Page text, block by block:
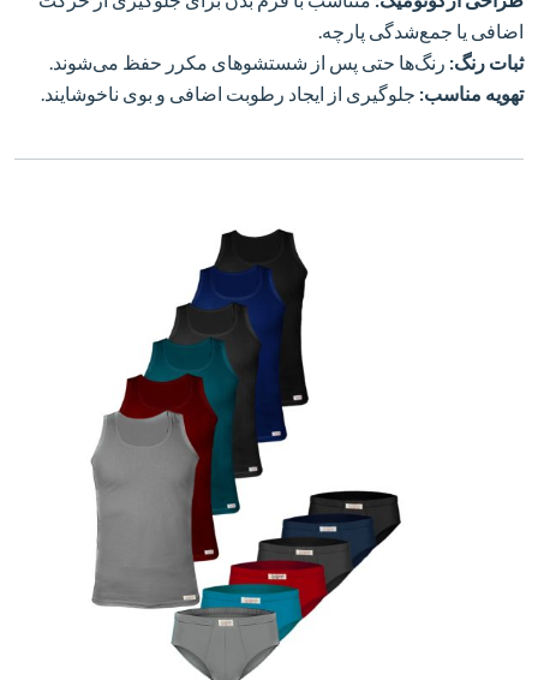
اضافی یا جمع‌شدگی پارچه.
ثبات رنگ: رنگ‌ها حتی پس از شستشوهای مکرر حفظ می‌شوند.
تهویه مناسب: جلوگیری از ایجاد رطوبت اضافی و بوی ناخوشایند.